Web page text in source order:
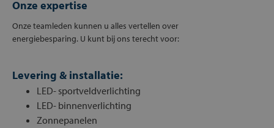
Onze expertise
Onze teamleden kunnen u alles vertellen over
energiebesparing. U kunt bij ons terecht voor:
Levering & installatie:
LED- sportveldverlichting
LED- binnenverlichting
Zonnepanelen